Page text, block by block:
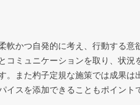
軟かつ自発的に考え、行動する意
コミュニケーションを取り、状況
。また杓子定規な施策では成果は
スを添加できることもポイント